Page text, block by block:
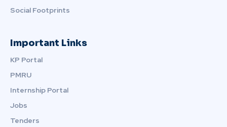
Social Footprints
Important Links
KP Portal
PMRU
Internship Portal
Jobs
Tenders